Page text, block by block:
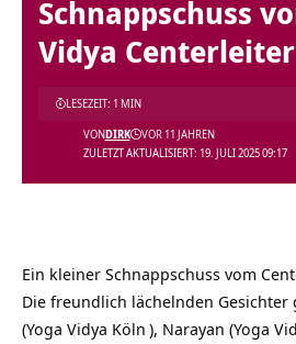
Schnappschuss
Vidya
ZULETZT AKTUALISIERT: 19. JULI 2025 09:17
VONDIRK VOR 11 JAHREN
LESEZEIT: 1 MIN
Ein kleiner Schnappschuss vom
Die freundlich lächelnden Gesichter
(Yoga Vidya Köln ), Narayan (Yoga